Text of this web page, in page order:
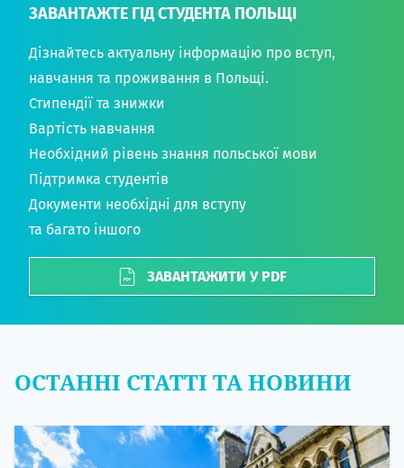
ЗАВАНТАЖТЕ ГІД СТУДЕНТА ПОЛЬЩІ
Дізнайтесь актуальну інформацію про вступ,
навчання та проживання в Польщі.
Стипендії та знижки
Вартість навчання
Необхідний рівень знання польської мови
Підтримка студентів
Документи необхідні для вступу
та багато іншого
ЗАВАНТАЖИТИ У PDF
ОСТАННІ СТАТТІ ТА НОВИНИ